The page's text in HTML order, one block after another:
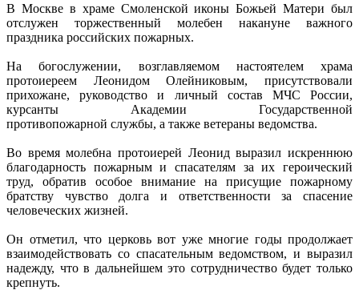
В Москве в храме Смоленской иконы Божьей Матери был
отслужен торжественный молебен накануне важного
праздника российских пожарных.
На богослужении, возглавляемом настоятелем храма
протоиереем Леонидом Олейниковым, присутствовали
прихожане, руководство и личный состав МЧС России,
курсанты Академии Государственной
противопожарной службы, а также ветераны ведомства.
Во время молебна протоиерей Леонид выразил искреннюю
благодарность пожарным и спасателям за их героический
труд, обратив особое внимание на присущие пожарному
братству чувство долга и ответственности за спасение
человеческих жизней.
Он отметил, что церковь вот уже многие годы продолжает
взаимодействовать со спасательным ведомством, и выразил
надежду, что в дальнейшем это сотрудничество будет только
крепнуть.